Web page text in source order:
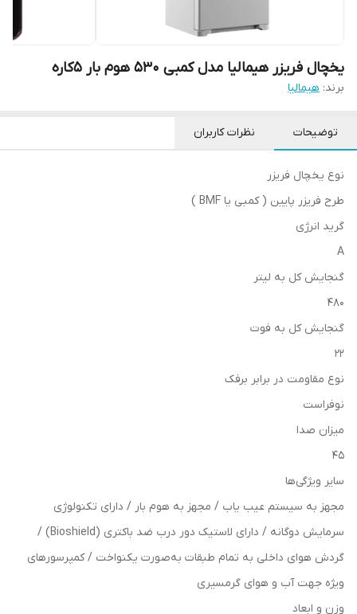
یخچال فریزر هیمالیا مدل کمبی 530 هوم بار 5کاره
برند: هیمالیا
توضیحات نظرات کاربران
نوع یخچال فریزر
طرح فریزر پایین ( کمبی یا BMF )
گرید انرژی
A
گنجایش کل به لیتر
۴۸۰
گنجایش کل به فوت
۲۲
نوع مقاومت در برابر برفک
نوفراست
میزان صدا
۴۵
سایر ویژگی‌ها
مجهز به سیستم عیب یاب / مجهز به هوم بار / دارای تکنولوژی
سرمایش دوگانه / دارای لاستیک دور درب ضد باکتری (Bioshield) /
گردش هوای داخلی به تمام طبقات به‌صورت یکنواخت / کمپرسورهای
ویژه جهت آب و هوای گرمسیری
وزن و ابعاد